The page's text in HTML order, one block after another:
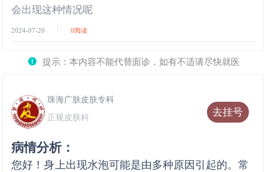
会出现这种情况呢
2024-07-20 0阅读
提示：本内容不能代替面诊，如有不适请尽快就医
去挂号
珠海广肤皮肤专科
正规皮肤科
病情分析：
您好！身上出现水泡可能是由多种原因引起的。常